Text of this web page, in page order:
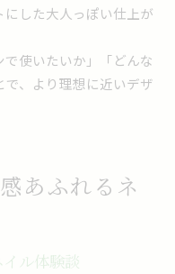
した大人っぽい仕上が
使いたいか」「どんな
、より理想に近いデザ
あふれるネ
ル体験談